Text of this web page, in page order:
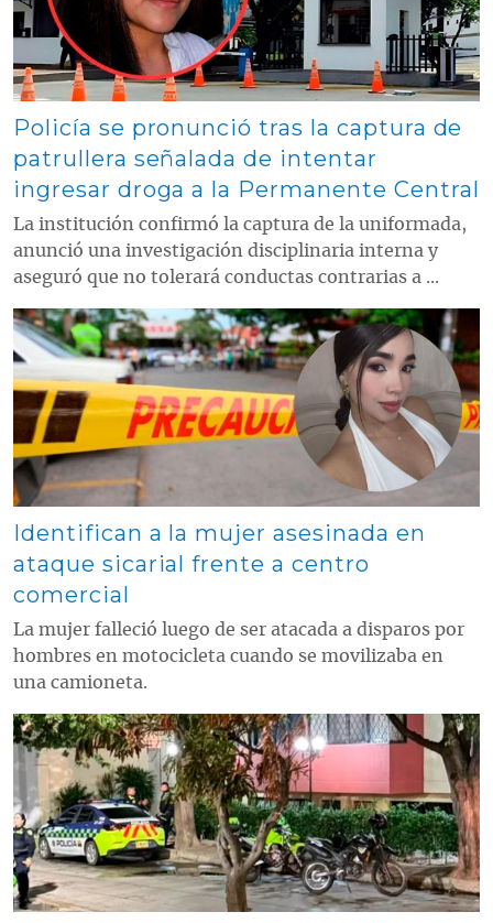
Policía se pronunció tras la captura de
patrullera señalada de intentar
ingresar droga a la Permanente Central
La institución confirmó la captura de la uniformada,
anunció una investigación disciplinaria interna y
aseguró que no tolerará conductas contrarias a ...
Contenido multimedia principal
Identifican a la mujer asesinada en
ataque sicarial frente a centro
comercial
La mujer falleció luego de ser atacada a disparos por
hombres en motocicleta cuando se movilizaba en
una camioneta.
Contenido multimedia principal